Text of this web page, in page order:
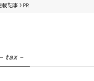
載記事 PR
– tax –